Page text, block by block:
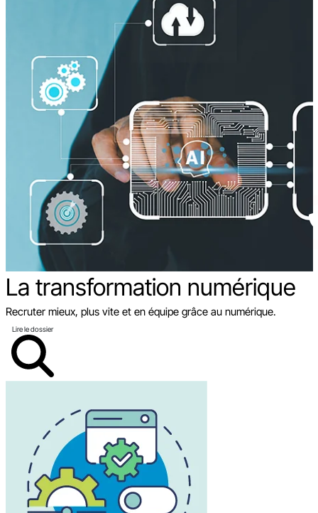
La transformation numérique
Recruter mieux, plus vite et en équipe grâce au numérique.
Lire le dossier